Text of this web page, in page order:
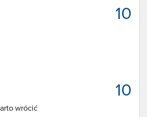
10
10
wrócić